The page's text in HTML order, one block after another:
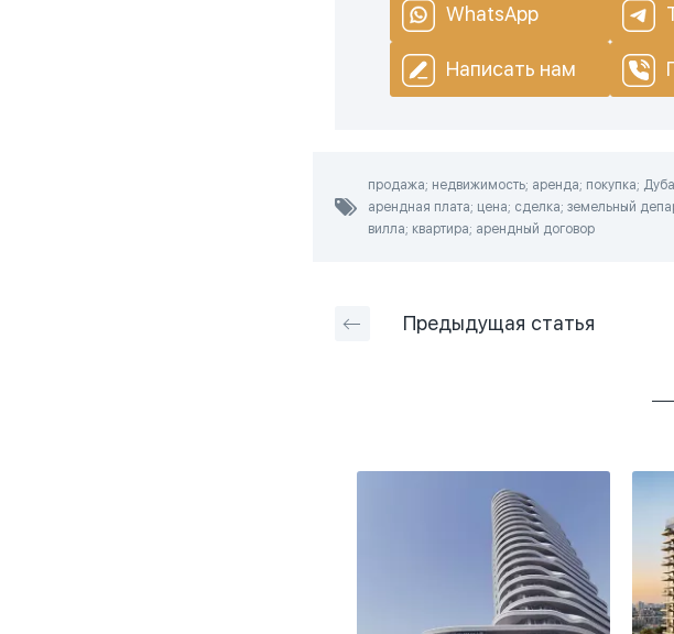
WhatsApp
Написать нам
продажа; недвижимость; аренда; покупка;
арендная плата; цена; сделка; земельный
вилла; квартира; арендный договор
Предыдущая статья